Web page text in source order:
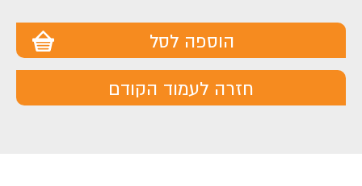
הוספה לסל
חזרה לעמוד הקודם